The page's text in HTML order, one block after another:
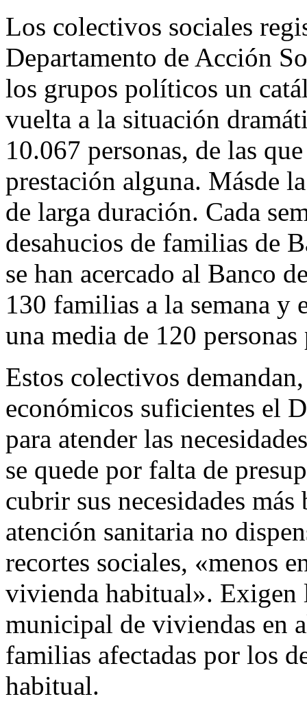
Los colectivos sociales
Departamento de Acción
los grupos políticos un
vuelta a la situación
10.067 personas, de las
prestación alguna. Másde
de larga duración. Cada
desahucios de familias de
se han acercado al Banco
130 familias a la semana y
una media de 120
Estos colectivos
económicos suficientes el
para atender las
se quede por falta de
cubrir sus necesidades
atención sanitaria no
recortes sociales, «menos
vivienda habitual». Exigen
municipal de viviendas en
familias afectadas por los
habitual.